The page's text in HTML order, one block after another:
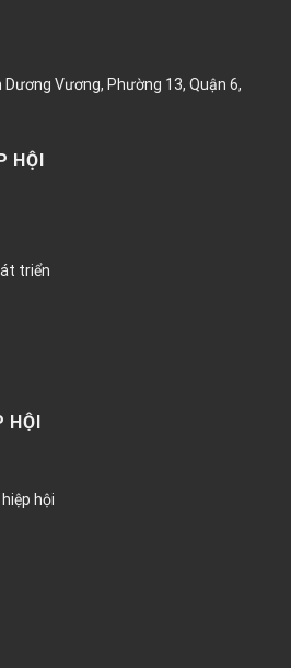
Dương Vương, Phường 13, Quận 6,
HỘI
triển
HỘI
hội